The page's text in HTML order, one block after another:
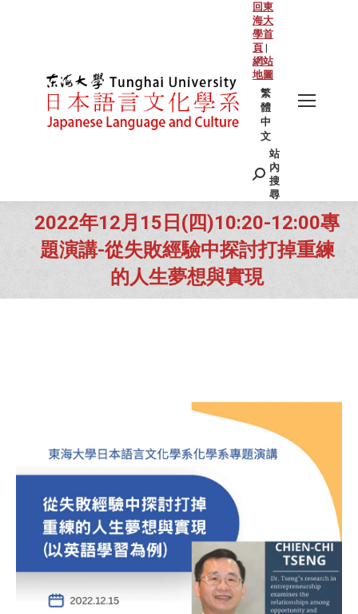
回東
海大
學首
頁 |
網站
地圖
繁
體
中
文
Search:
站
內
搜
尋
2022年12月15日(四)10:20-12:00專
題演講-從失敗經驗中探討打掉重練
的人生夢想與實現
You are here: